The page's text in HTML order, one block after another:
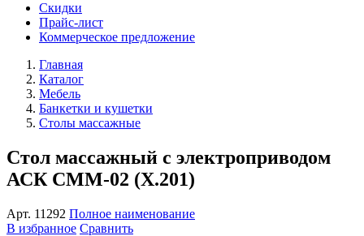
Скидки
Прайс-лист
Коммерческое предложение
Главная
Каталог
Мебель
Банкетки и кушетки
Столы массажные
Стол массажный с электроприводом
АСК СММ-02 (X.201)
Арт. 11292 Полное наименование
В избранное Сравнить